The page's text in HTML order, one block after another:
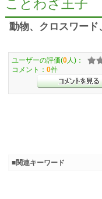
ことわざ王子
動物、クロスワー
ユーザーの評価(0 人)：
コメント： 0件
■関連キーワード